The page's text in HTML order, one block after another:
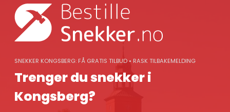
content
SNEKKER KONGSBERG: FÅ GRATIS TILBUD • RASK TILBAKEMELDING
Trenger du snekker i
Kongsberg?